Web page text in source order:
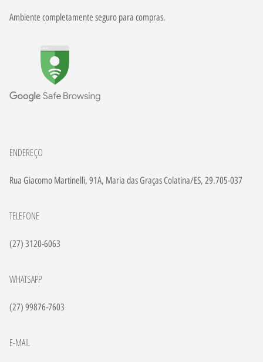
Ambiente completamente seguro para compras.
ENDEREÇO
Rua Giacomo Martinelli, 91A, Maria das Graças Colatina/ES, 29.705-037
TELEFONE
(27) 3120-6063
WHATSAPP
(27) 99876-7603
E-MAIL